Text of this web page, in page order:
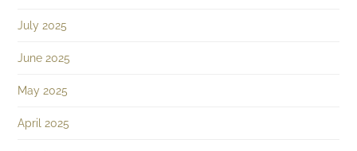
July 2025
June 2025
May 2025
April 2025